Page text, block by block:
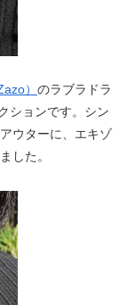
） のラブラドラ
ションです。シン
ウターに、エキゾ
した。